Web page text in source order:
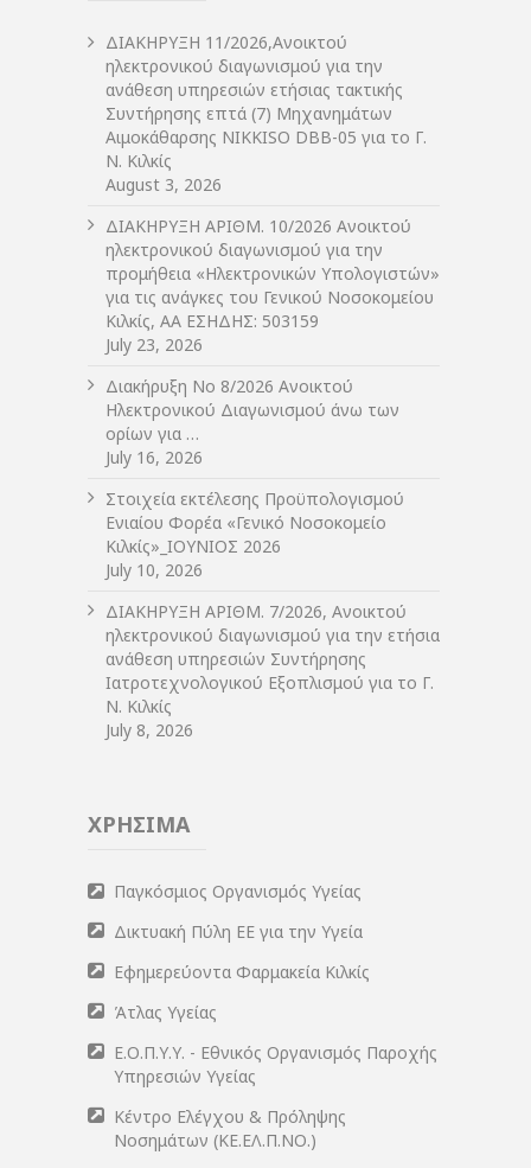
ΔIΑΚΗΡΥΞΗ 11/2026,Ανοικτού
ηλεκτρονικού διαγωνισμού για την
ανάθεση υπηρεσιών ετήσιας τακτικής
Συντήρησης επτά (7) Μηχανημάτων
Αιμοκάθαρσης NIKKISO DBB-05 για το Γ.
Ν. Κιλκίς
August 3, 2026
ΔIΑΚΗΡΥΞΗ ΑΡIΘΜ. 10/2026 Ανοικτού
ηλεκτρονικού διαγωνισμού για την
προμήθεια «Ηλεκτρονικών Υπολογιστών»
για τις ανάγκες του Γενικού Νοσοκομείου
Κιλκίς, ΑΑ ΕΣΗΔΗΣ: 503159
July 23, 2026
Διακήρυξη Νο 8/2026 Ανοικτού
Ηλεκτρονικού Διαγωνισμού άνω των
ορίων για …
July 16, 2026
Στοιχεία εκτέλεσης Προϋπολογισμού
Ενιαίου Φορέα «Γενικό Νοσοκομείο
Κιλκίς»_ΙΟΥΝΙΟΣ 2026
July 10, 2026
ΔIΑΚΗΡΥΞΗ ΑΡIΘΜ. 7/2026, Ανοικτού
ηλεκτρονικού διαγωνισμού για την ετήσια
ανάθεση υπηρεσιών Συντήρησης
Ιατροτεχνολογικού Εξοπλισμού για το Γ.
Ν. Κιλκίς
July 8, 2026
ΧΡΗΣΙΜΑ
Παγκόσμιος Οργανισμός Υγείας
Δικτυακή Πύλη ΕΕ για την Υγεία
Εφημερεύοντα Φαρμακεία Κιλκίς
Άτλας Υγείας
Ε.Ο.Π.Υ.Υ. - Εθνικός Οργανισμός Παροχής
Υπηρεσιών Υγείας
Κέντρο Ελέγχου & Πρόληψης
Νοσημάτων (ΚΕ.ΕΛ.Π.ΝΟ.)